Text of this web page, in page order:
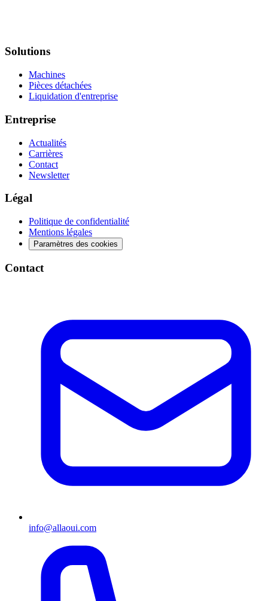
Solutions
Machines
Pièces détachées
Liquidation d'entreprise
Entreprise
Actualités
Carrières
Contact
Newsletter
Légal
Politique de confidentialité
Mentions légales
Paramètres des cookies
Contact
info@allaoui.com